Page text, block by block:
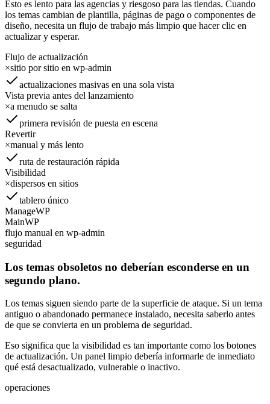
Esto es lento para las agencias y riesgoso para las tiendas. Cuando
los temas cambian de plantilla, páginas de pago o componentes de
diseño, necesita un flujo de trabajo más limpio que hacer clic en
actualizar y esperar.
Flujo de actualización
×sitio por sitio en wp-admin
actualizaciones masivas en una sola vista
Vista previa antes del lanzamiento
×a menudo se salta
primera revisión de puesta en escena
Revertir
×manual y más lento
ruta de restauración rápida
Visibilidad
×dispersos en sitios
tablero único
ManageWP
MainWP
flujo manual en wp-admin
seguridad
Los temas obsoletos no deberían esconderse en un
segundo plano.
Los temas siguen siendo parte de la superficie de ataque. Si un tema
antiguo o abandonado permanece instalado, necesita saberlo antes
de que se convierta en un problema de seguridad.
Eso significa que la visibilidad es tan importante como los botones
de actualización. Un panel limpio debería informarle de inmediato
qué está desactualizado, vulnerable o inactivo.
operaciones